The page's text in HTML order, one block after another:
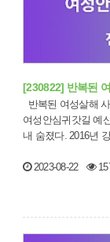
[230822] 반복된
여성안심귀갓길 예산삭감에 부쳐 신림동
내 숨졌다. 2016년
2023-08-22